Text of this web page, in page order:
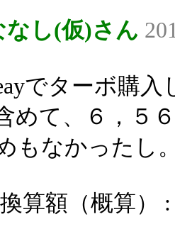
なし(仮)さん
でターボ購入
めて、６，５
もなかったし
算額（概算） :